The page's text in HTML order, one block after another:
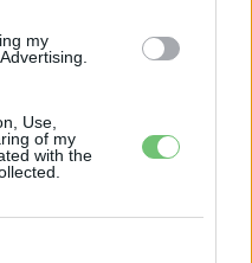
my
Use,
of my
with the
januártól.